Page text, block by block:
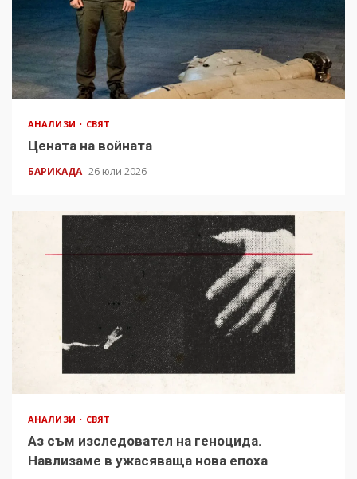
АНАЛИЗИ СВЯТ
Цената на войната
БАРИКАДА 26 юли 2026
АНАЛИЗИ СВЯТ
Аз съм изследовател на геноцида.
Навлизаме в ужасяваща нова епоха